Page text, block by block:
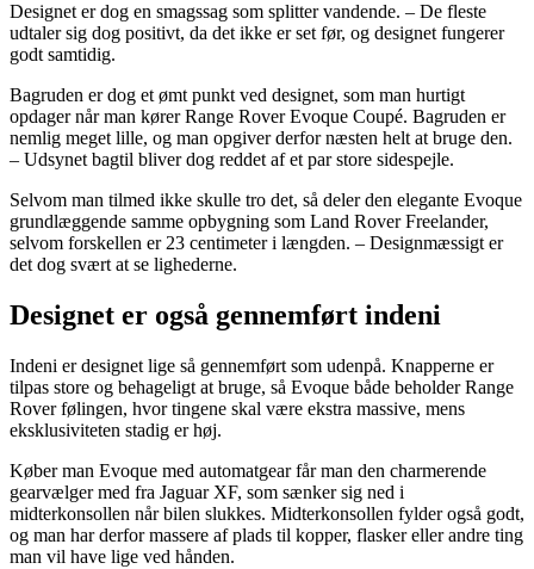
Designet er dog en smagssag som splitter vandende. – De fleste
udtaler sig dog positivt, da det ikke er set før, og designet fungerer
godt samtidig.
Bagruden er dog et ømt punkt ved designet, som man hurtigt
opdager når man kører Range Rover Evoque Coupé. Bagruden er
nemlig meget lille, og man opgiver derfor næsten helt at bruge den.
– Udsynet bagtil bliver dog reddet af et par store sidespejle.
Selvom man tilmed ikke skulle tro det, så deler den elegante Evoque
grundlæggende samme opbygning som Land Rover Freelander,
selvom forskellen er 23 centimeter i længden. – Designmæssigt er
det dog svært at se lighederne.
Designet er også gennemført indeni
Indeni er designet lige så gennemført som udenpå. Knapperne er
tilpas store og behageligt at bruge, så Evoque både beholder Range
Rover følingen, hvor tingene skal være ekstra massive, mens
eksklusiviteten stadig er høj.
Køber man Evoque med automatgear får man den charmerende
gearvælger med fra Jaguar XF, som sænker sig ned i
midterkonsollen når bilen slukkes. Midterkonsollen fylder også godt,
og man har derfor massere af plads til kopper, flasker eller andre ting
man vil have lige ved hånden.